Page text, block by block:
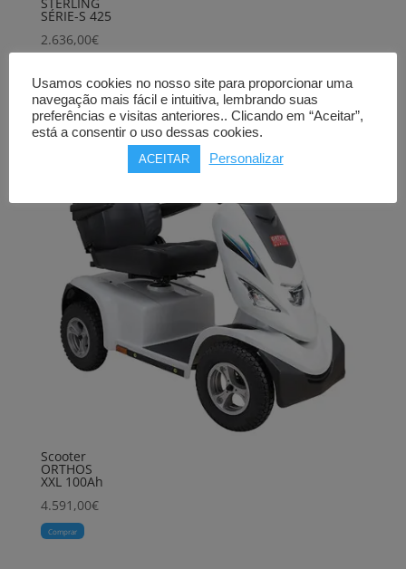
SÉRIE-S 425
2.636,00€
Scooter
ORTHOS
XXL 100Ah
4.591,00€
Comprar
Usamos cookies no nosso site para proporcionar uma
navegação mais fácil e intuitiva, lembrando suas
preferências e visitas anteriores.. Clicando em “Aceitar”,
está a consentir o uso dessas cookies.
ACEITAR Personalizar